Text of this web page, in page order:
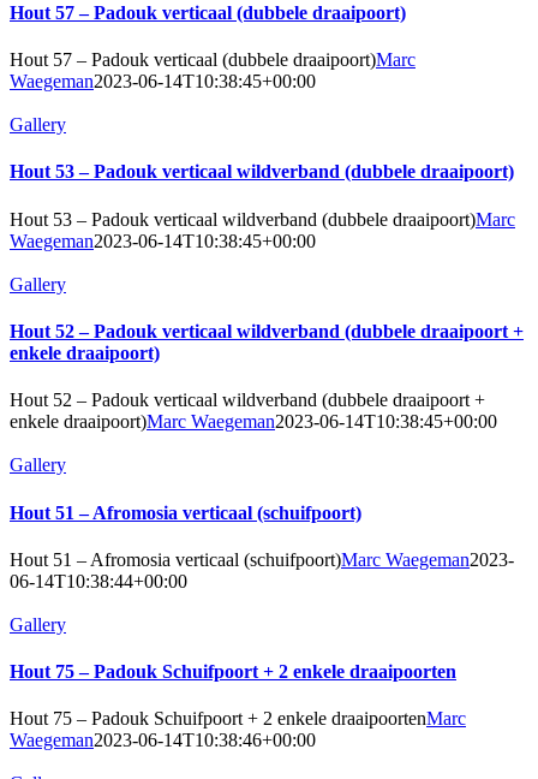
Hout 57 – Padouk verticaal (dubbele draaipoort)
Hout 57 – Padouk verticaal (dubbele draaipoort)Marc
Waegeman2023-06-14T10:38:45+00:00
Gallery
Hout 53 – Padouk verticaal wildverband (dubbele draaipoort)
Hout 53 – Padouk verticaal wildverband (dubbele draaipoort)Marc
Waegeman2023-06-14T10:38:45+00:00
Gallery
Hout 52 – Padouk verticaal wildverband (dubbele draaipoort +
enkele draaipoort)
Hout 52 – Padouk verticaal wildverband (dubbele draaipoort +
enkele draaipoort)Marc Waegeman2023-06-14T10:38:45+00:00
Gallery
Hout 51 – Afromosia verticaal (schuifpoort)
Hout 51 – Afromosia verticaal (schuifpoort)Marc Waegeman2023-
06-14T10:38:44+00:00
Gallery
Hout 75 – Padouk Schuifpoort + 2 enkele draaipoorten
Hout 75 – Padouk Schuifpoort + 2 enkele draaipoortenMarc
Waegeman2023-06-14T10:38:46+00:00